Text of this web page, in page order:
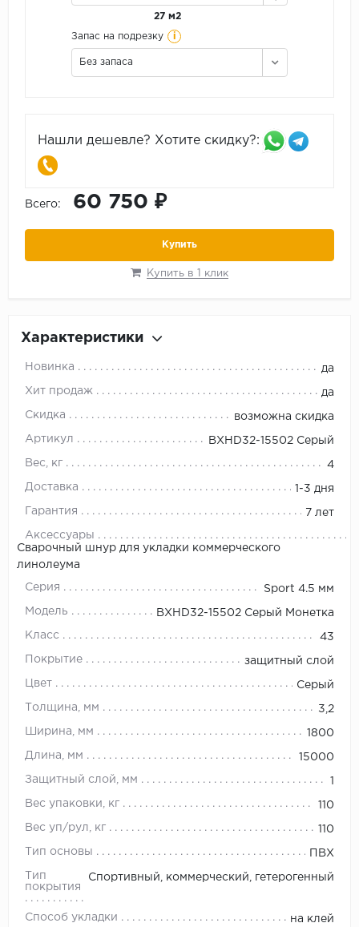
27 м2
Запас на подрезку i
Без запаса
Нашли дешевле? Хотите скидку?:
Всего: 60 750 ₽
Купить
Купить в 1 клик
Характеристики
Новинка да
Хит продаж да
Скидка возможна скидка
Артикул BXHD32-15502 Серый
Вес, кг 4
Доставка 1-3 дня
Гарантия 7 лет
Аксессуары
Сварочный шнур для укладки коммерческого
линолеума
Серия Sport 4.5 мм
Модель BXHD32-15502 Серый Монетка
Класс 43
Покрытие защитный слой
Цвет Серый
Толщина, мм 3,2
Ширина, мм 1800
Длина, мм 15000
Защитный слой, мм
Вес упаковки, кг 110
Вес уп/рул, кг 110
Тип основы ПВХ
Тип
покрытия
Спортивный, коммерческий, гетерогенный
Способ укладки на клей